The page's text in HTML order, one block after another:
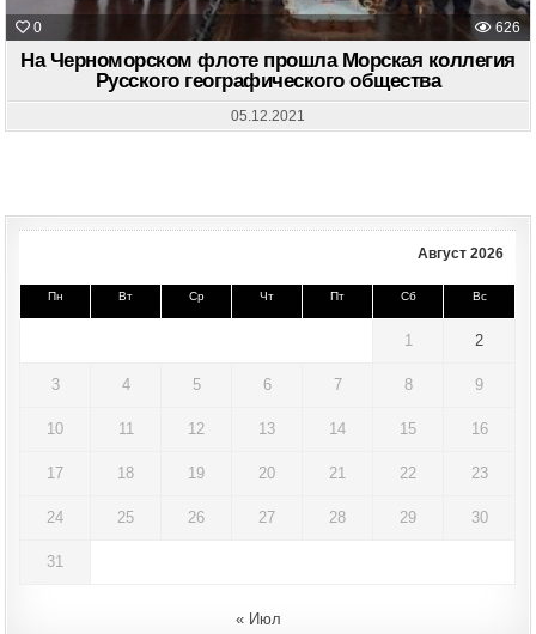
0 626
На Черноморском флоте прошла Морская коллегия
Русского географического общества
05.12.2021
Август 2026
Пн Вт Ср Чт Пт Сб Вс
1 2
3 4 5 6 7 8 9
10 11 12 13 14 15 16
17 18 19 20 21 22 23
24 25 26 27 28 29 30
31
« Июл